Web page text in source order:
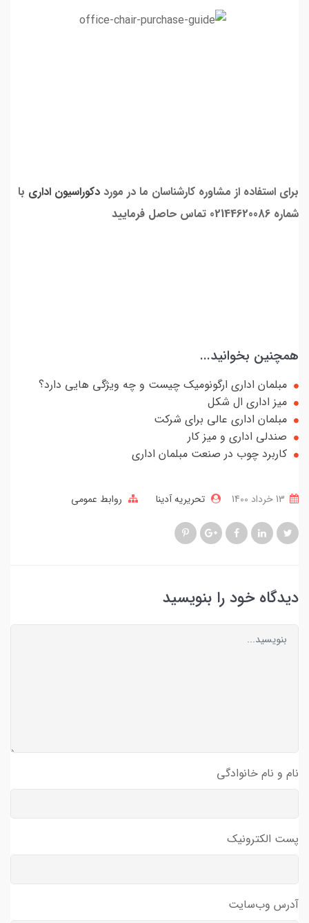
برای استفاده از مشاوره کارشناسان ما در مورد دکوراسیون اداری با
شماره 02144620086 تماس حاصل فرمایید
همچنین بخوانید...
مبلمان اداری ارگونومیک چیست و چه ویژگی هایی دارد؟
میز اداری ال شکل
مبلمان اداری عالی برای شرکت
صندلی اداری و میز کار
کاربرد چوب در صنعت مبلمان اداری
تحریریه آدینا روابط عمومی
دیدگاه خود را بنویسید
نام و نام خانوادگی
پست الکترونیک
آدرس وب‌سایت